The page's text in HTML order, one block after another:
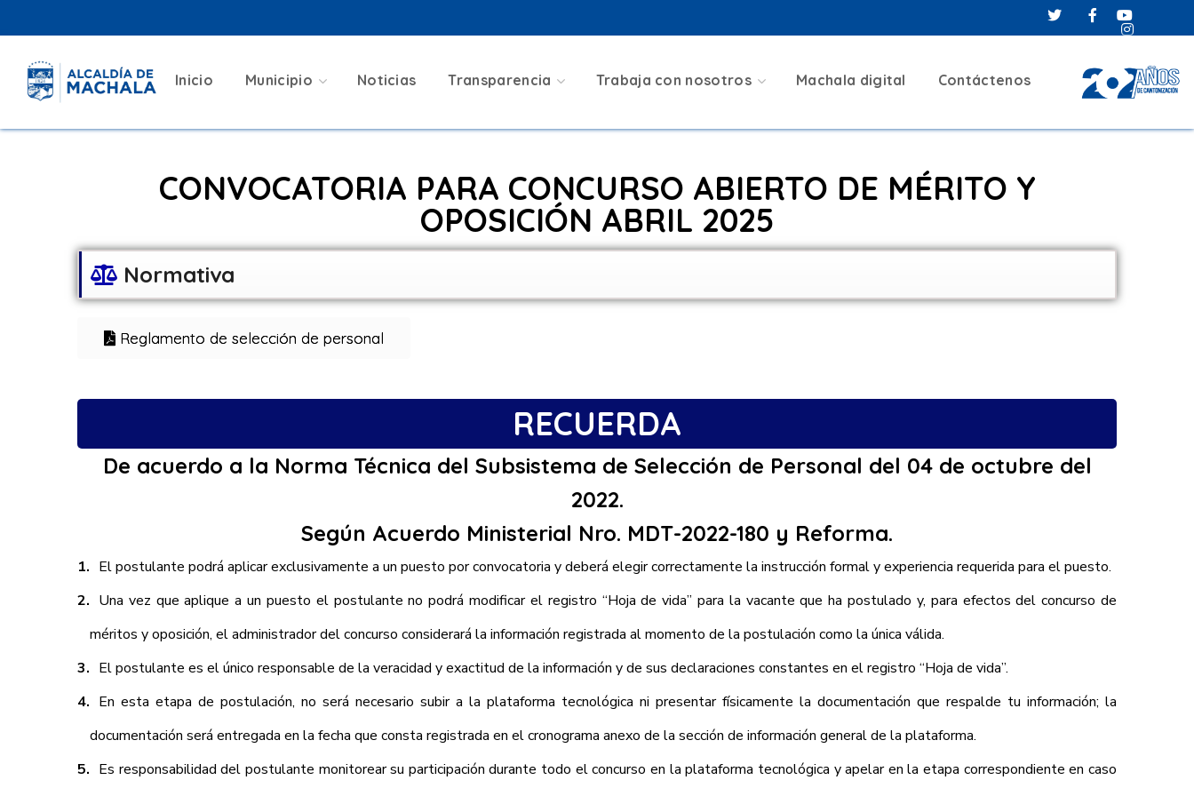
Inicio Municipio Noticias Transparencia Trabaja con nosotros Machala digital Contáctenos
CONVOCATORIA PARA CONCURSO ABIERTO DE
MÉRITO Y OPOSICIÓN ABRIL 2025_2
CONVOCATORIA PARA CONCURSO ABIERTO DE MÉRITO Y
OPOSICIÓN ABRIL 2025
Normativa
Reglamento de selección de personal
RECUERDA
De acuerdo a la Norma Técnica del Subsistema de Selección de Personal del 04 de octubre del
2022.
Según Acuerdo Ministerial Nro. MDT-2022-180 y Reforma.
El postulante podrá aplicar exclusivamente a un puesto por convocatoria y deberá elegir correctamente la instrucción formal y experiencia requerida para el puesto.
Una vez que aplique a un puesto el postulante no podrá modificar el registro “Hoja de vida” para la vacante que ha postulado y, para efectos del concurso de
méritos y oposición, el administrador del concurso considerará la información registrada al momento de la postulación como la única válida.
El postulante es el único responsable de la veracidad y exactitud de la información y de sus declaraciones constantes en el registro “Hoja de vida”.
En esta etapa de postulación, no será necesario subir a la plataforma tecnológica ni presentar físicamente la documentación que respalde tu información; la
documentación será entregada en la fecha que consta registrada en el cronograma anexo de la sección de información general de la plataforma.
Es responsabilidad del postulante monitorear su participación durante todo el concurso en la plataforma tecnológica y apelar en la etapa correspondiente en caso